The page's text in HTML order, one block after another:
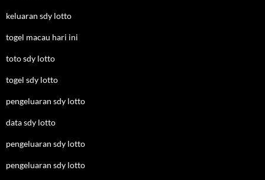
keluaran sdy lotto
togel macau hari ini
toto sdy lotto
togel sdy lotto
pengeluaran sdy lotto
data sdy lotto
pengeluaran sdy lotto
pengeluaran sdy lotto